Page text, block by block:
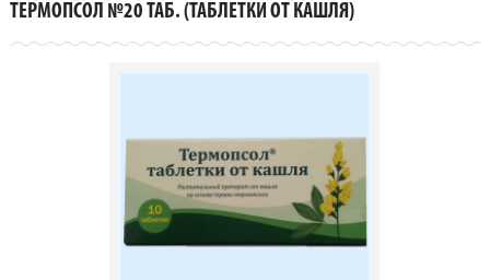
ТЕРМОПСОЛ №20 ТАБ. (ТАБЛЕТКИ ОТ КАШЛЯ)